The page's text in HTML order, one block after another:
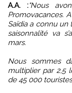
A.A. :"Nous
Promovacances.
Saïdia a connu un
saisonnalité va
mars.
Nous sommes
multiplier par 2,5
de 45 000